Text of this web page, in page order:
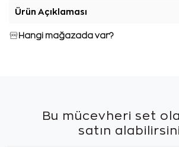
Ürün Açıklaması
Hangi mağazada var?
Bu mücevheri set
satın